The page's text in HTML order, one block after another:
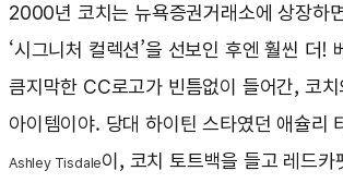
2000년 코치는 뉴욕증권거래소에 상장하
‘시그니처 컬렉션’을 선보인 후엔 훨씬 더!
큼지막한 CC로고가 빈틈없이 들어간, 코
아이템이야. 당대 하이틴 스타였던 애슐리
Ashley Tisdale이, 코치 토트백을 들고 레드카